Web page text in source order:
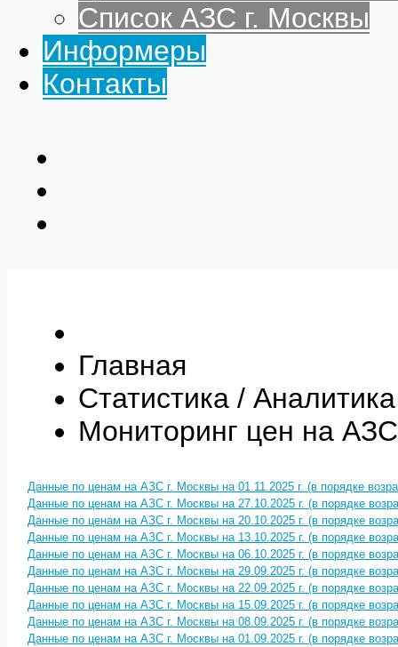
Список АЗС г. Москвы
Информеры
Контакты
Главная
Статистика / Аналитика
Мониторинг цен на
Данные по ценам на АЗС г. Москвы на 01.11.2025 г. (в порядке
Данные по ценам на АЗС г. Москвы на 27.10.2025 г. (в порядке
Данные по ценам на АЗС г. Москвы на 20.10.2025 г. (в порядке
Данные по ценам на АЗС г. Москвы на 13.10.2025 г. (в порядке
Данные по ценам на АЗС г. Москвы на 06.10.2025 г. (в порядке
Данные по ценам на АЗС г. Москвы на 29.09.2025 г. (в порядке
Данные по ценам на АЗС г. Москвы на 22.09.2025 г. (в порядке
Данные по ценам на АЗС г. Москвы на 15.09.2025 г. (в порядке
Данные по ценам на АЗС г. Москвы на 08.09.2025 г. (в порядке
Данные по ценам на АЗС г. Москвы на 01.09.2025 г. (в порядке